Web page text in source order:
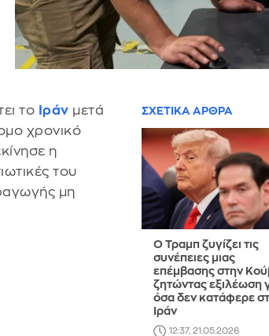
το Ιράν μετά
χρονικό
η
του
μη
ΣΧΕΤΙΚΑ ΑΡΘΡΑ
Ο Τραμπ ζυγίζει τις
συνέπειες μιας
επέμβασης στην
ζητώντας εξιλέωση
όσα δεν κατάφερε
Ιράν
12:37, 21.05.2026